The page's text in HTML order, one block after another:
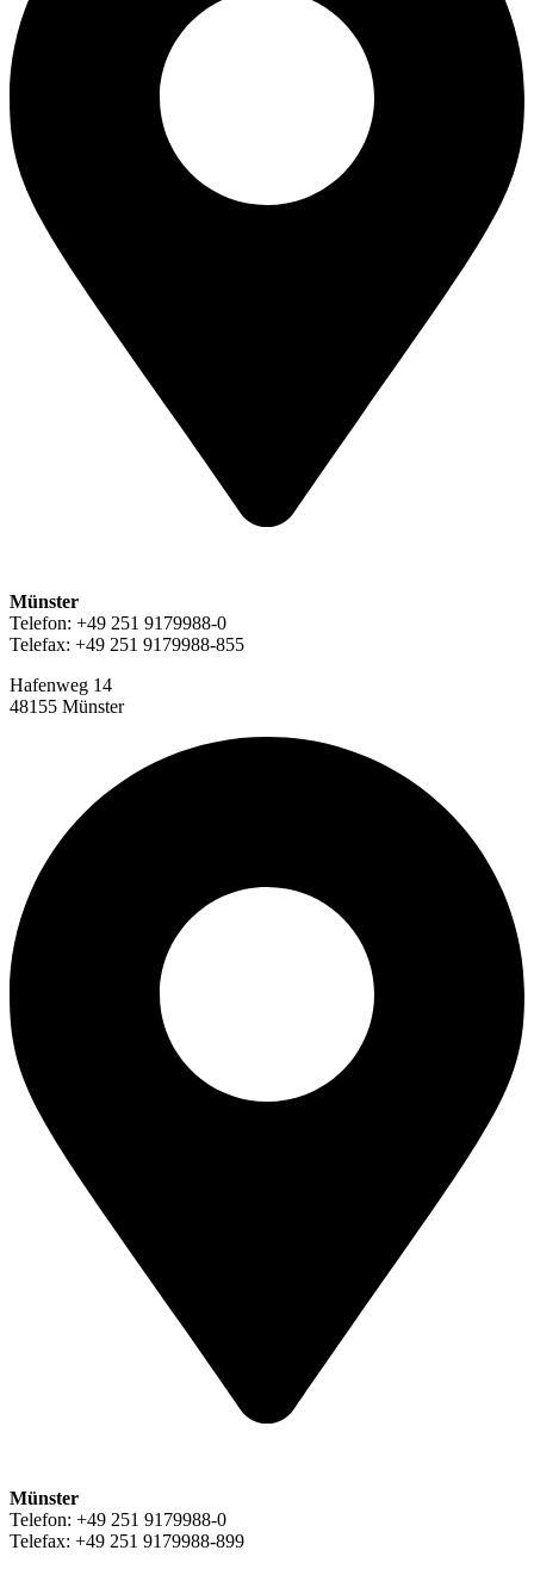
Münster
Telefon: +49 251 9179988-0
Telefax: +49 251 9179988-855
Hafenweg 14
48155 Münster
Münster
Telefon: +49 251 9179988-0
Telefax: +49 251 9179988-899